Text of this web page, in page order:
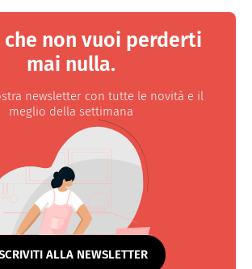
che non vuoi perderti
mai nulla.
newsletter con tutte le novità e il
meglio della settimana
ALLA NEWSLETTER